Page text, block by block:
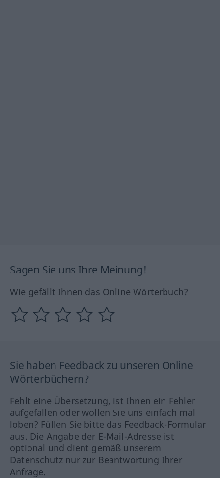
Sagen Sie uns Ihre Meinung!
Wie gefällt Ihnen das Online Wörterbuch?
Sie haben Feedback zu unseren Online
Wörterbüchern?
Fehlt eine Übersetzung, ist Ihnen ein Fehler
aufgefallen oder wollen Sie uns einfach mal
loben? Füllen Sie bitte das Feedback-Formular
aus. Die Angabe der E-Mail-Adresse ist
optional und dient gemäß unserem
Datenschutz nur zur Beantwortung Ihrer
Anfrage.